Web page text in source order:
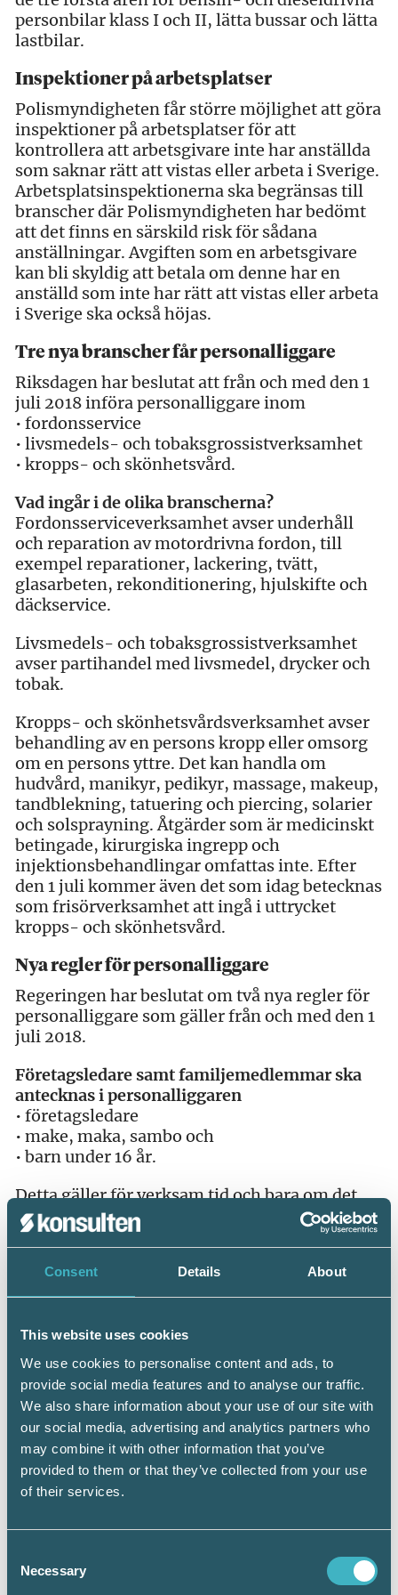
Consent Details About
This website uses cookies
We use cookies to personalise content and ads, to
provide social media features and to analyse our traffic.
We also share information about your use of our site with
our social media, advertising and analytics partners who
may combine it with other information that you’ve
provided to them or that they’ve collected from your use
of their services.
Selection
Necessary
personbilar klass I och II, lätta bussar och lätta
lastbilar.
Inspektioner på arbetsplatser
Polismyndigheten får större möjlighet att göra
inspektioner på arbetsplatser för att
kontrollera att arbetsgivare inte har anställda
som saknar rätt att vistas eller arbeta i Sverige.
Arbetsplatsinspektionerna ska begränsas till
branscher där Polismyndigheten har bedömt
att det finns en särskild risk för sådana
anställningar. Avgiften som en arbetsgivare
kan bli skyldig att betala om denne har en
anställd som inte har rätt att vistas eller arbeta
i Sverige ska också höjas.
Tre nya branscher får personalliggare
Riksdagen har beslutat att från och med den 1
juli 2018 införa personalliggare inom
• fordonsservice
• livsmedels- och tobaksgrossistverksamhet
• kropps- och skönhetsvård.
Vad ingår i de olika branscherna?
Fordonsserviceverksamhet avser underhåll
och reparation av motordrivna fordon, till
exempel reparationer, lackering, tvätt,
glasarbeten, rekonditionering, hjulskifte och
däckservice.
Livsmedels- och tobaksgrossistverksamhet
avser partihandel med livsmedel, drycker och
tobak.
Kropps- och skönhetsvårdsverksamhet avser
behandling av en persons kropp eller omsorg
om en persons yttre. Det kan handla om
hudvård, manikyr, pedikyr, massage, makeup,
tandblekning, tatuering och piercing, solarier
och solsprayning. Åtgärder som är medicinskt
betingade, kirurgiska ingrepp och
injektionsbehandlingar omfattas inte. Efter
den 1 juli kommer även det som idag betecknas
som frisörverksamhet att ingå i uttrycket
kropps- och skönhetsvård.
Nya regler för personalliggare
Regeringen har beslutat om två nya regler för
personalliggare som gäller från och med den 1
juli 2018.
Företagsledare samt familjemedlemmar ska
antecknas i personalliggaren
• företagsledare
• make, maka, sambo och
• barn under 16 år.
Detta gäller för verksam tid och bara om det
finns andra verksamma.
Blandad verksamhet
Om flera olika verksamheter bedrivs i samma
lokal, och minst en av dessa omfattas av
samtliga verksamma i lokalen antecknas i
personalliggaren. Detta kallas för blandad
verksamhet.
Om näringsverksamheten huvudsakligen
består av annan verksamhet än sådan som
medför skyldighet att föra personalliggare,
behöver ingen personalliggare föras. Med
huvudsakligen avses ca 75 procent av
Skattefriheten för förmån av privat hälso-
och sjukvård ska avskaffas